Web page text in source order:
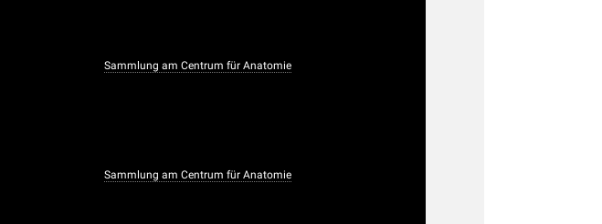
Sammlung am Centrum für Anatomie
Sammlung am Centrum für Anatomie